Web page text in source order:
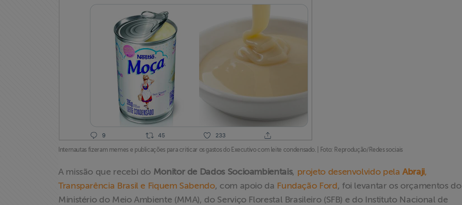
Liberdade de
Internautas fizeram memes e publicações para criticar os gastos do Executivo com leite condensado. | Foto: Reprodução/Redes sociais
A missão que recebi do Monitor de Dados Socioambientais, projeto desenvolvido pelaAbraji,
Transparência Brasil e Fiquem Sabendo, com apoio da Fundação Ford, foi levantar os orçamentos do
Ministério do Meio Ambiente (MMA), do Serviço Florestal Brasileiro (SFB) e do Instituto Nacional de